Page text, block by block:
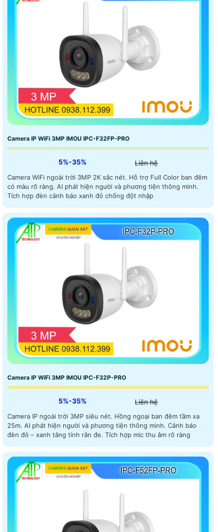
Camera IP WiFi 3MP IMOU IPC-F32FP-PRO
5%-35% Liên hệ
Camera WiFi ngoài trời 3MP 2K sắc nét. Hỗ trợ Full Color ban đêm
có màu rõ ràng. AI phát hiện người và phương tiện thông minh.
Tích hợp đèn cảnh báo xanh đỏ chống đột nhập
Camera IP WiFi 3MP IMOU IPC-F32P-PRO
5%-35% Liên hệ
Camera IP ngoài trời 3MP siêu nét. Hồng ngoại ban đêm tầm xa
25m. AI phát hiện người và phương tiện thông minh. Cảnh báo
đèn đỏ – xanh tăng tính răn đe. Tích hợp mic thu âm rõ ràng